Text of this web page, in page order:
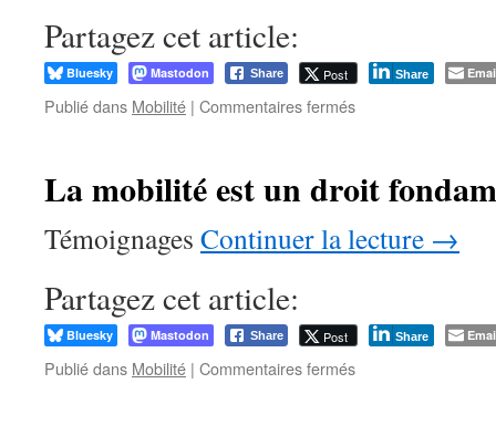
Partagez cet article:
Bluesky Mastodon Share Post Share
Publié dans Mobilité | Commentaires ferméssur
des
et
des
La mobilité est un droit
Témoignages Continuer la lecture →
Partagez cet article:
Bluesky Mastodon Share Post Share
Publié dans Mobilité | Commentaires ferméssur